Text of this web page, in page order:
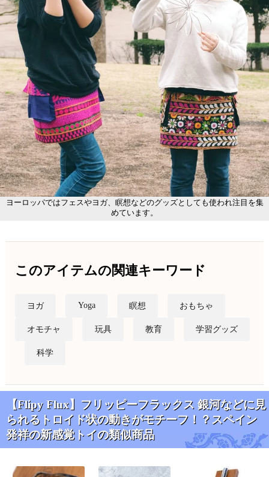
ヨーロッパではフェスやヨガ、瞑想などのグッズとしても使われ注目を集
めています。
このアイテムの関連キーワード
ヨガ Yoga 瞑想 おもちゃ
オモチャ 玩具 教育 学習グッズ
科学
【Flipy Flux】フリッピーフラックス 銀河などに見
られるトロイド状の動きがモチーフ！？スペイン
発祥の新感覚トイの類似商品